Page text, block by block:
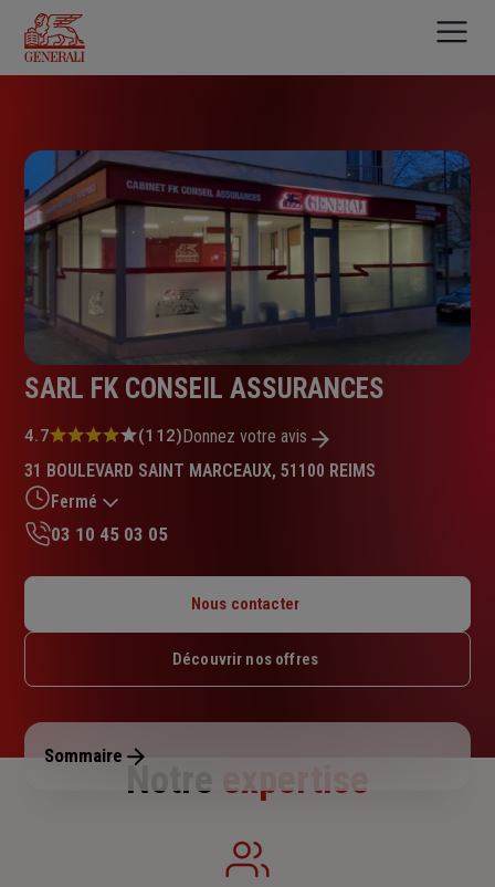
contenu
principal
SARL FK CONSEIL ASSURANCES
Note
4.7
sur
5
étoiles
4.7 (112)Donnez votre avis
31 BOULEVARD SAINT MARCEAUX, 51100 REIMS
Fermé
Mardi : 09h – 12h15 / 13h45 – 17h45
Jeudi : 09h – 12h15 / 13h45 – 17h45
Dimanche : Fermé
03 10 45 03 05
Nous contacter
Découvrir nos offres
Sommaire
Notre expertise